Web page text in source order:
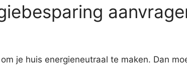
je huis energieneutraal te maken. Dan